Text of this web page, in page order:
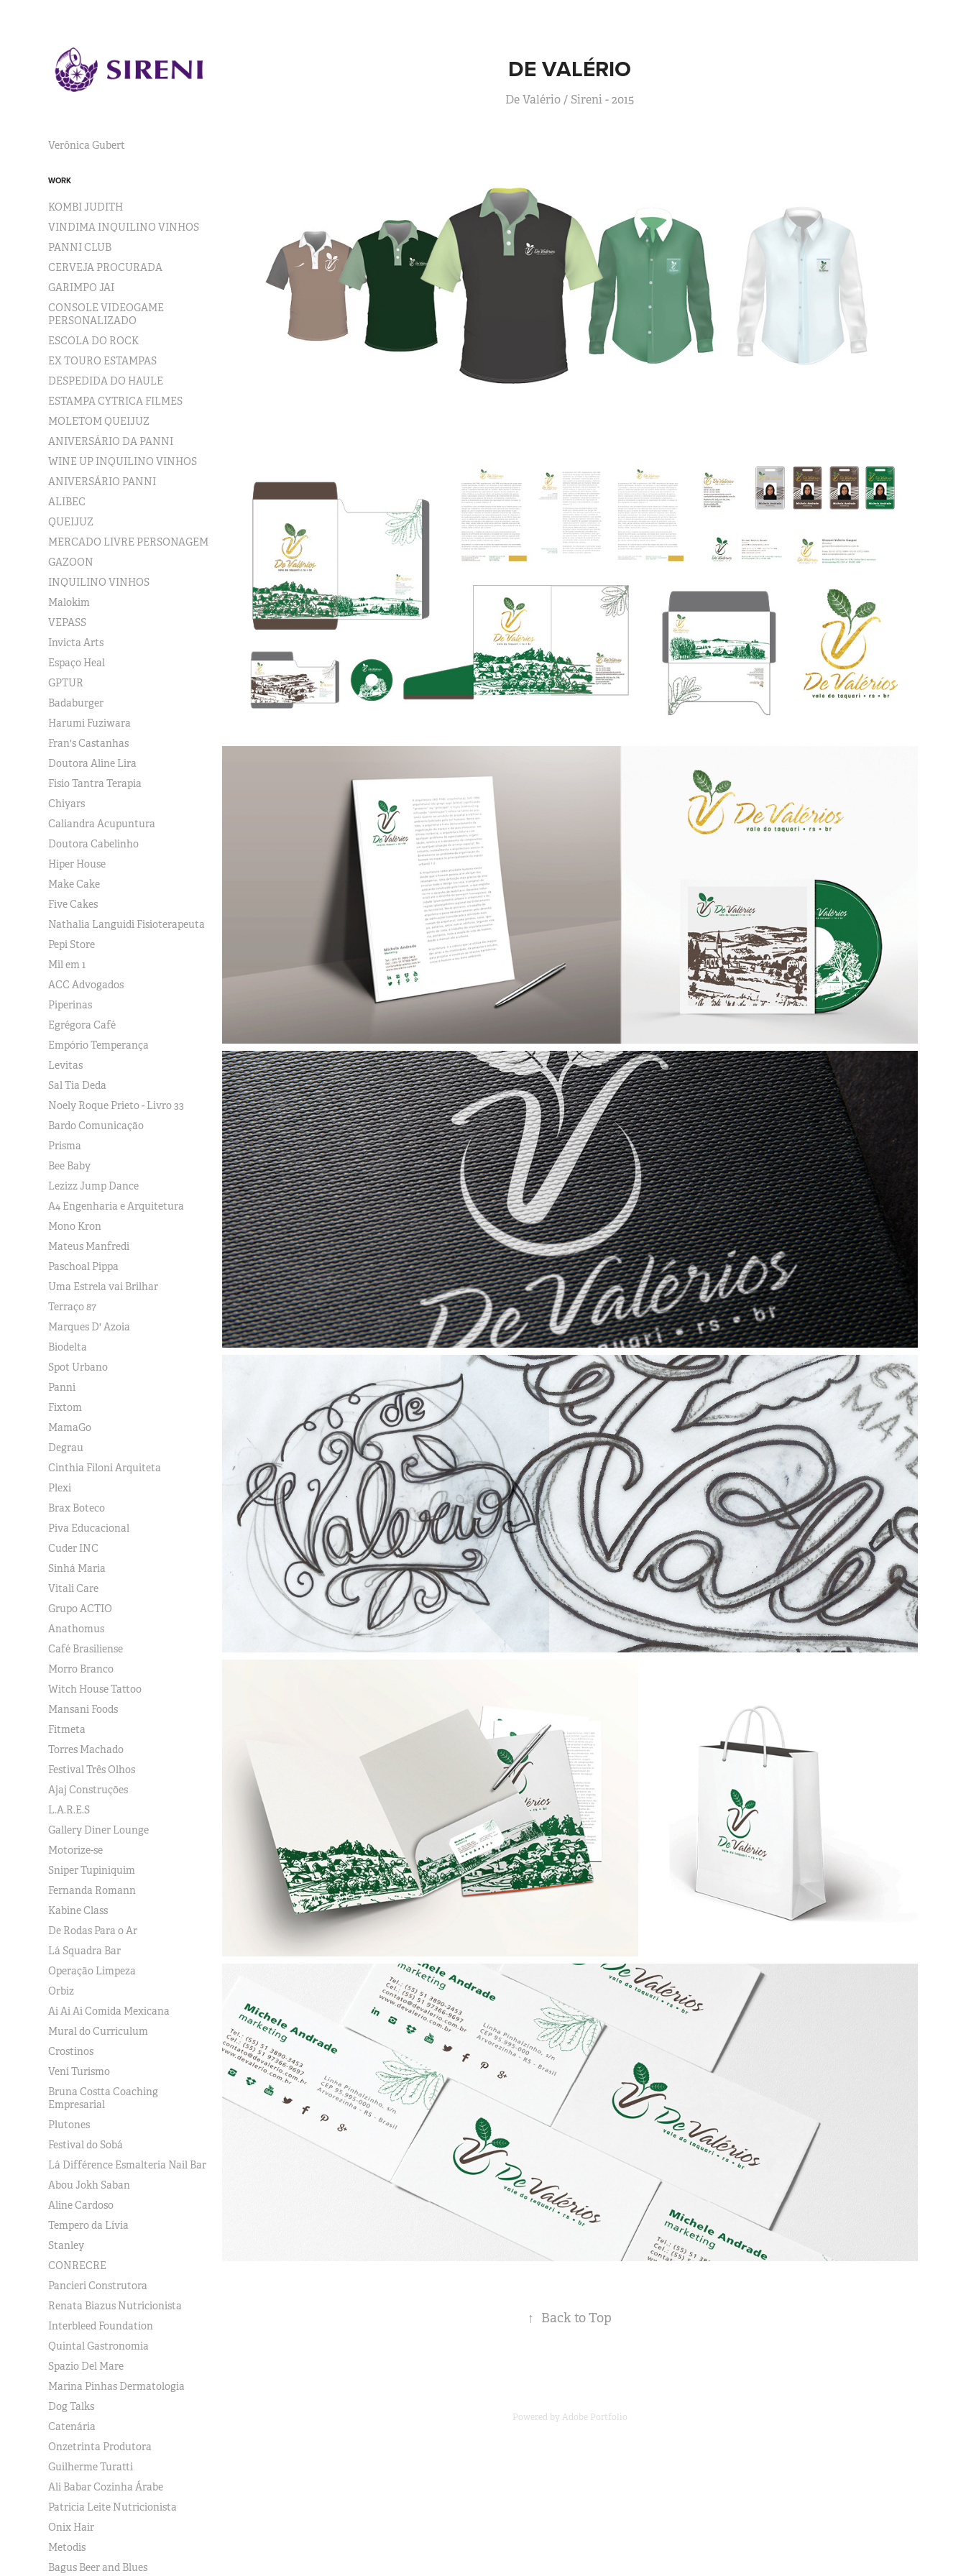
Verônica Gubert
WORK
KOMBI JUDITH
VINDIMA INQUILINO VINHOS
PANNI CLUB
CERVEJA PROCURADA
GARIMPO JAI
CONSOLE VIDEOGAME
PERSONALIZADO
ESCOLA DO ROCK
EX TOURO ESTAMPAS
DESPEDIDA DO HAULE
ESTAMPA CYTRICA FILMES
MOLETOM QUEIJUZ
ANIVERSÁRIO DA PANNI
WINE UP INQUILINO VINHOS
ANIVERSÁRIO PANNI
ALIBEC
QUEIJUZ
MERCADO LIVRE PERSONAGEM
GAZOON
INQUILINO VINHOS
Malokim
VEPASS
Invicta Arts
Espaço Heal
GPTUR
Badaburger
Harumi Fuziwara
Fran's Castanhas
Doutora Aline Lira
Fisio Tantra Terapia
Chiyars
Caliandra Acupuntura
Doutora Cabelinho
Hiper House
Make Cake
Five Cakes
Nathalia Languidi Fisioterapeuta
Pepi Store
Mil em 1
ACC Advogados
Piperinas
Egrégora Café
Empório Temperança
Levitas
Sal Tia Deda
Noely Roque Prieto - Livro 33
Bardo Comunicação
Prisma
Bee Baby
Lezizz Jump Dance
A4 Engenharia e Arquitetura
Mono Kron
Mateus Manfredi
Paschoal Pippa
Uma Estrela vai Brilhar
Terraço 87
Marques D' Azoia
Biodelta
Spot Urbano
Panni
Fixtom
MamaGo
Degrau
Cinthia Filoni Arquiteta
Plexi
Brax Boteco
Piva Educacional
Cuder INC
Sinhá Maria
Vitali Care
Grupo ACTIO
Anathomus
Café Brasiliense
Morro Branco
Witch House Tattoo
Mansani Foods
Fitmeta
Torres Machado
Festival Três Olhos
Ajaj Construções
L.A.R.E.S
Gallery Diner Lounge
Motorize-se
Sniper Tupiniquim
Fernanda Romann
Kabine Class
De Rodas Para o Ar
Lá Squadra Bar
Operação Limpeza
Orbiz
Ai Ai Ai Comida Mexicana
Mural do Curriculum
Crostinos
Vení Turismo
Bruna Costta Coaching
Empresarial
Plutones
Festival do Sobá
Lá Différence Esmalteria Nail Bar
Abou Jokh Saban
Aline Cardoso
Tempero da Lívia
Stanley
CONRECRE
Pancieri Construtora
Renata Biazus Nutricionista
Interbleed Foundation
Quintal Gastronomia
Spazio Del Mare
Marina Pinhas Dermatologia
Dog Talks
Catenária
Onzetrinta Produtora
Guilherme Turatti
Ali Babar Cozinha Árabe
Patricia Leite Nutricionista
Onix Hair
Metodis
Bagus Beer and Blues
DE VALÉRIO
De Valério / Sireni - 2015
↑ Back to Top
Powered byAdobe Portfolio